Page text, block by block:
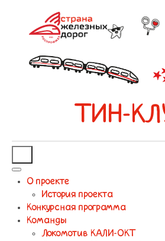
ТИН-
О проекте
История проекта
Конкурсная программа
Команды
Локомотив КАЛИ-ОКТ